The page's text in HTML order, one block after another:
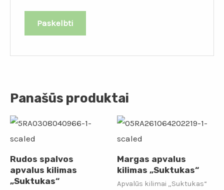
Panašūs produktai
Rudos spalvos
apvalus kilimas
„Suktukas“
Margas apvalus
kilimas „Suktukas“
Apvalūs kilimai „Suktukas“